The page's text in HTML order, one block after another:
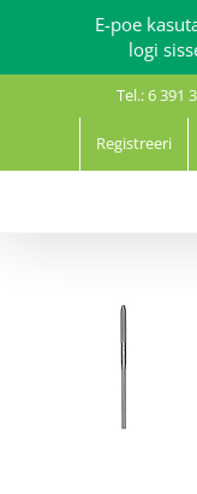
Tel.: 6 391
Registreeri
E-poe
logi